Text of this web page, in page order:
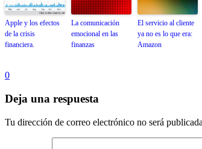
Apple y los efectos
de la crisis
financiera.
La comunicación
emocional en las
finanzas
El servicio al cliente
ya no es lo que era:
Amazon
0
Deja una respuesta
Tu dirección de correo electrónico no será